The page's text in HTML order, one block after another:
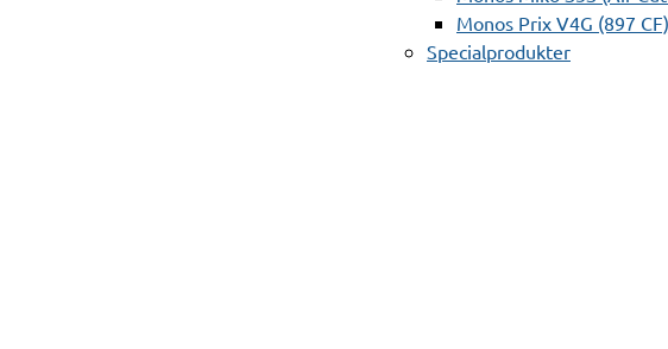
Monos Prix V4G (897 CF)
Specialprodukter